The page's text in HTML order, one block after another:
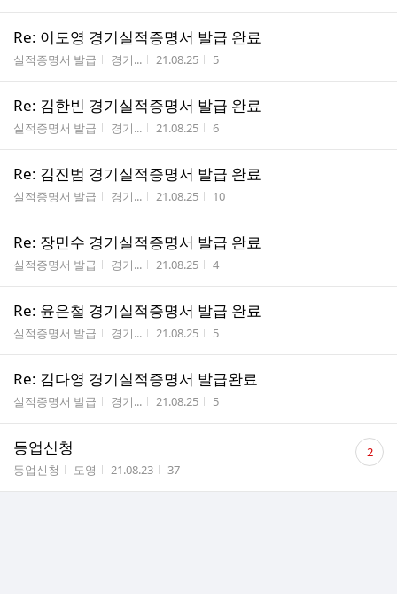
Re: 이도영 경기실적증명서 발급 완료
게시판명
실적증명서 발급 작성자
경기... 작성시간
21.08.25 조회수
5
Re: 김한빈 경기실적증명서 발급 완료
게시판명
실적증명서 발급 작성자
경기... 작성시간
21.08.25 조회수
6
Re: 김진범 경기실적증명서 발급 완료
게시판명
실적증명서 발급 작성자
경기... 작성시간
21.08.25 조회수
10
Re: 장민수 경기실적증명서 발급 완료
게시판명
실적증명서 발급 작성자
경기... 작성시간
21.08.25 조회수
4
Re: 윤은철 경기실적증명서 발급 완료
게시판명
실적증명서 발급 작성자
경기... 작성시간
21.08.25 조회수
5
Re: 김다영 경기실적증명서 발급완료
게시판명
실적증명서 발급 작성자
경기... 작성시간
21.08.25 조회수
5
등업신청
게시판명
등업신청 작성자
도영 작성시간
21.08.23 조회수
37
댓
글 2